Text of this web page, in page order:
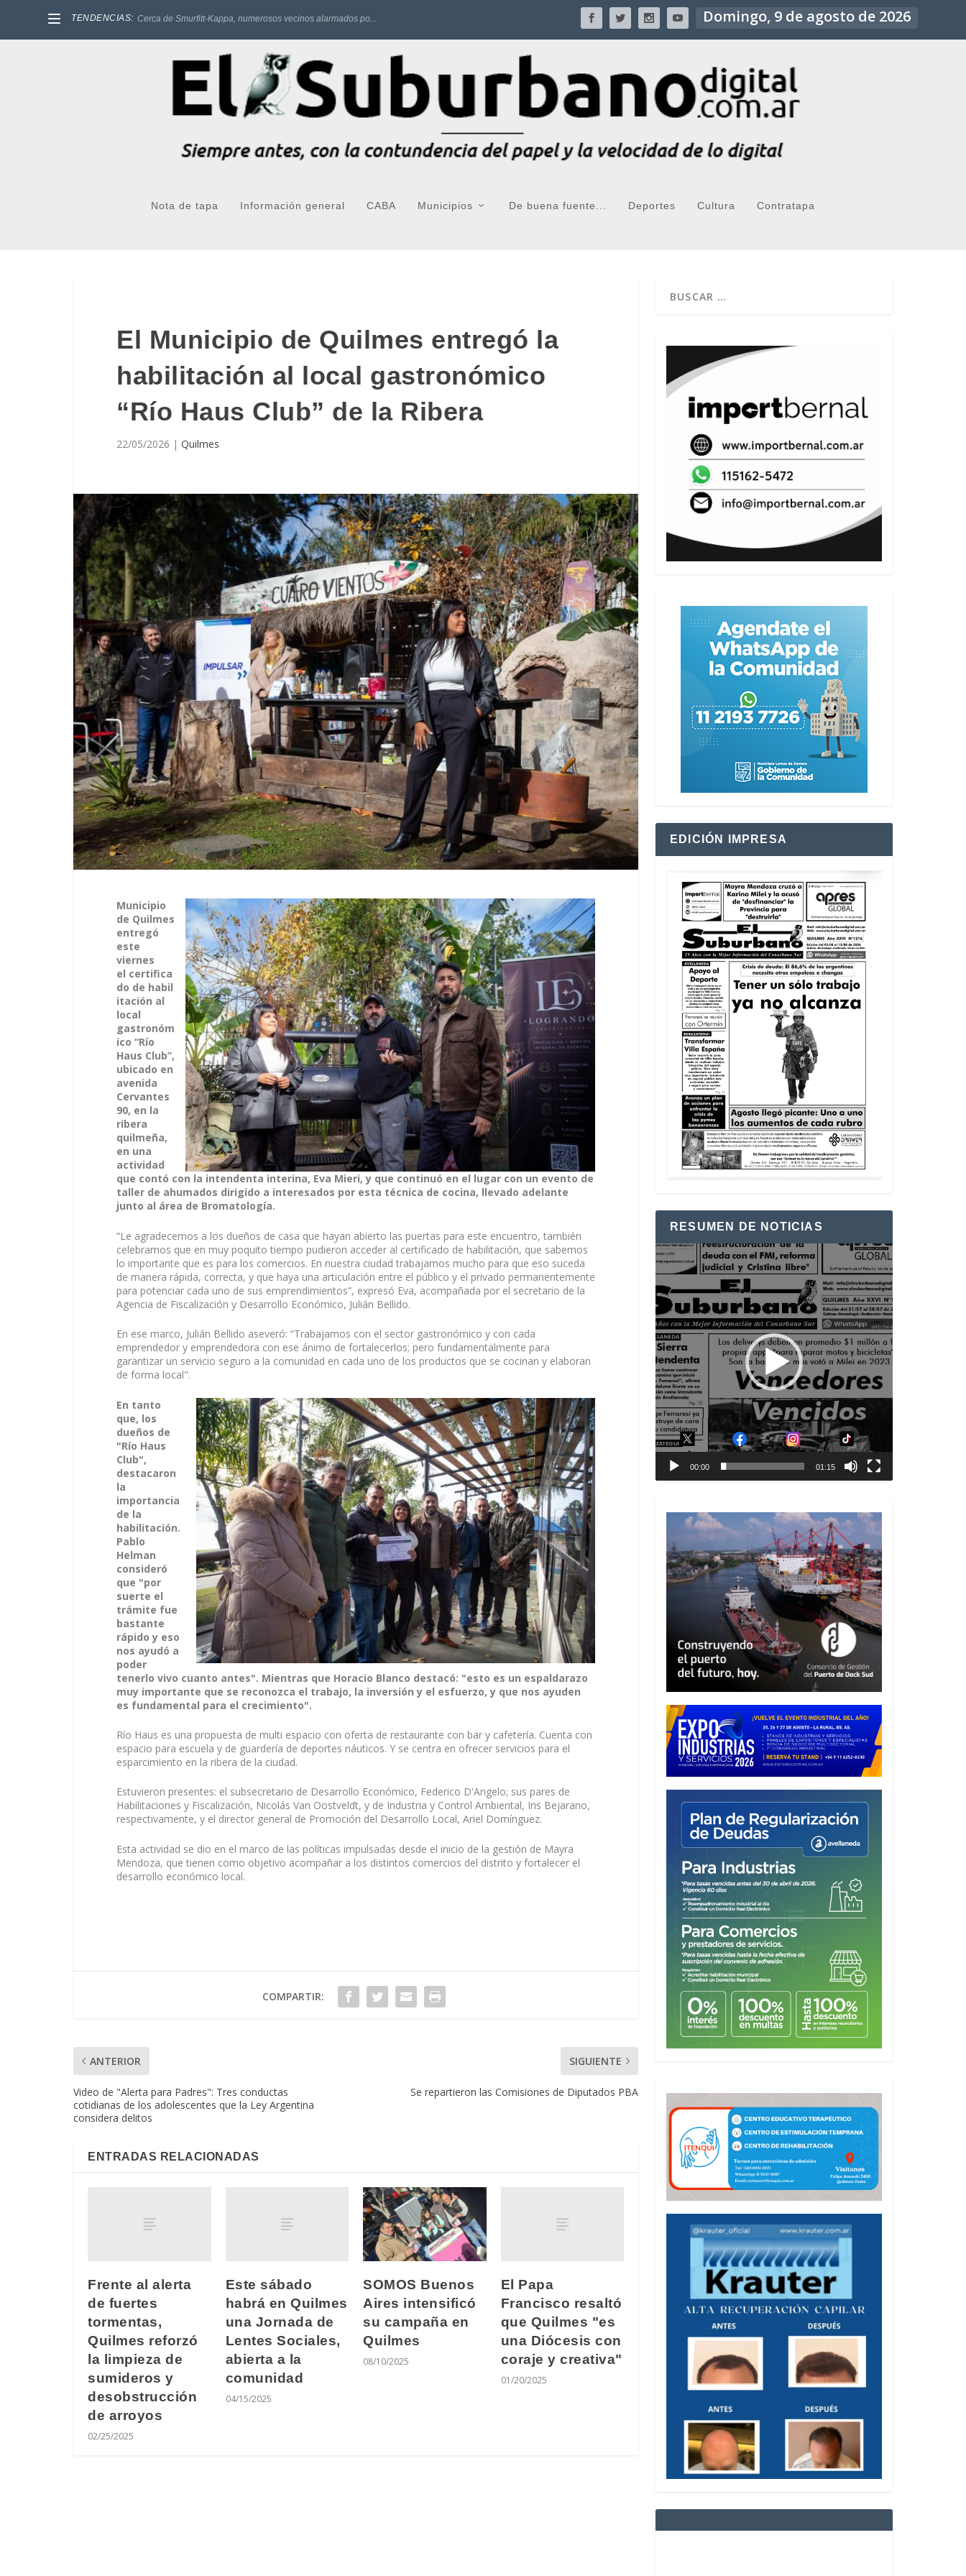
TENDENCIAS: Cerca de Smurfitt-Kappa, numerosos vecinos alarmados po... Domingo, 9 de agosto de 2026
Nota de tapa Información general CABA Municipios De buena fuente... Deportes Cultura Contratapa
El Municipio de Quilmes entregó la
habilitación al local gastronómico
“Río Haus Club” de la Ribera
22/05/2026 | Quilmes
Municipio
de Quilmes
entregó
este
viernes
el certifica
do de habil
itación al
local
gastronóm
ico “Río
Haus Club”,
ubicado en
avenida
Cervantes
90, en la
ribera
quilmeña,
en una
actividad
que contó con la intendenta interina, Eva Mieri, y que continuó en el lugar con un evento de
taller de ahumados dirigido a interesados por esta técnica de cocina, llevado adelante
junto al área de Bromatología.
“Le agradecemos a los dueños de casa que hayan abierto las puertas para este encuentro, también
celebramos que en muy poquito tiempo pudieron acceder al certificado de habilitación, que sabemos
lo importante que es para los comercios. En nuestra ciudad trabajamos mucho para que eso suceda
de manera rápida, correcta, y que haya una articulación entre el público y el privado permanentemente
para potenciar cada uno de sus emprendimientos”, expresó Eva, acompañada por el secretario de la
Agencia de Fiscalización y Desarrollo Económico, Julián Bellido.
En ese marco, Julián Bellido aseveró: “Trabajamos con el sector gastronómico y con cada
emprendedor y emprendedora con ese ánimo de fortalecerlos; pero fundamentalmente para
garantizar un servicio seguro a la comunidad en cada uno de los productos que se cocinan y elaboran
de forma local".
En tanto
que, los
dueños de
"Río Haus
Club",
destacaron
la
importancia
de la
habilitación.
Pablo
Helman
consideró
que "por
suerte el
trámite fue
bastante
rápido y eso
nos ayudó a
poder
tenerlo vivo cuanto antes". Mientras que Horacio Blanco destacó: "esto es un espaldarazo
muy importante que se reconozca el trabajo, la inversión y el esfuerzo, y que nos ayuden
es fundamental para el crecimiento".
Río Haus es una propuesta de multi espacio con oferta de restaurante con bar y cafetería. Cuenta con
espacio para escuela y de guardería de deportes náuticos. Y se centra en ofrecer servicios para el
esparcimiento en la ribera de la ciudad.
Estuvieron presentes: el subsecretario de Desarrollo Económico, Federico D'Angelo; sus pares de
Habilitaciones y Fiscalización, Nicolás Van Oostveldt, y de Industria y Control Ambiental, Iris Bejarano,
respectivamente, y el director general de Promoción del Desarrollo Local, Ariel Domínguez.
Esta actividad se dio en el marco de las políticas impulsadas desde el inicio de la gestión de Mayra
Mendoza, que tienen como objetivo acompañar a los distintos comercios del distrito y fortalecer el
desarrollo económico local.
COMPARTIR:
ANTERIOR
Video de "Alerta para Padres": Tres conductas
cotidianas de los adolescentes que la Ley Argentina
considera delitos
SIGUIENTE
Se repartieron las Comisiones de Diputados PBA
ENTRADAS RELACIONADAS
Frente al alerta
de fuertes
tormentas,
Quilmes reforzó
la limpieza de
sumideros y
desobstrucción
de arroyos
02/25/2025
Este sábado
habrá en Quilmes
una Jornada de
Lentes Sociales,
abierta a la
comunidad
04/15/2025
SOMOS Buenos
Aires intensificó
su campaña en
Quilmes
08/10/2025
El Papa
Francisco resaltó
que Quilmes "es
una Diócesis con
coraje y creativa"
01/20/2025
EDICIÓN IMPRESA
RESUMEN DE NOTICIAS
Reproductor
de
vídeo
00:00 01:15